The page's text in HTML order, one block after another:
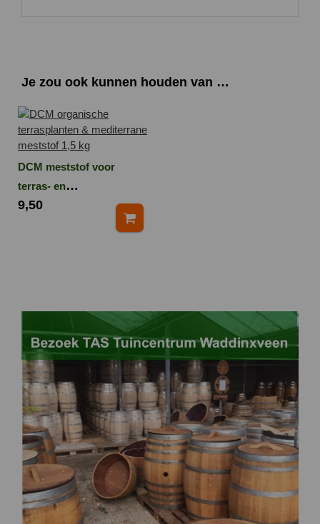
Je zou ook kunnen houden van …
DCM meststof voor
terras- en
mediterraneplanten
9,50